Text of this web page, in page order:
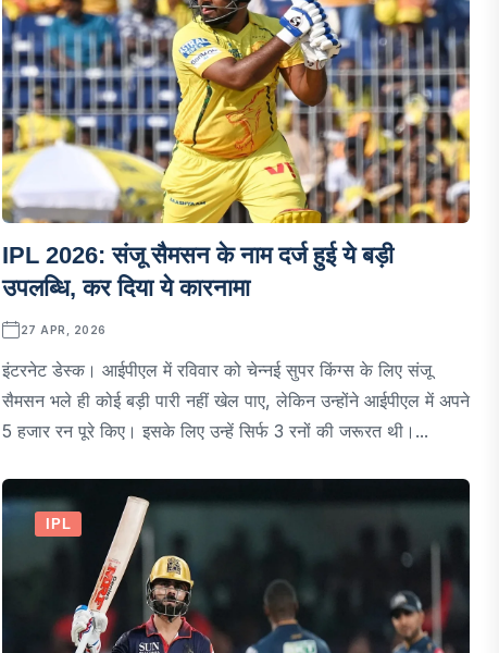
IPL 2026: संजू सैमसन के नाम दर्ज हुई ये बड़ी
उपलब्धि, कर दिया ये कारनामा
27 APR, 2026
इंटरनेट डेस्क। आईपीएल में रविवार को चेन्नई सुपर किंग्स के लिए संजू
सैमसन भले ही कोई बड़ी पारी नहीं खेल पाए, लेकिन उन्होंने आईपीएल में अपने
5 हजार रन पूरे किए। इसके लिए उन्हें सिर्फ 3 रनों की जरूरत थी।...
IPL